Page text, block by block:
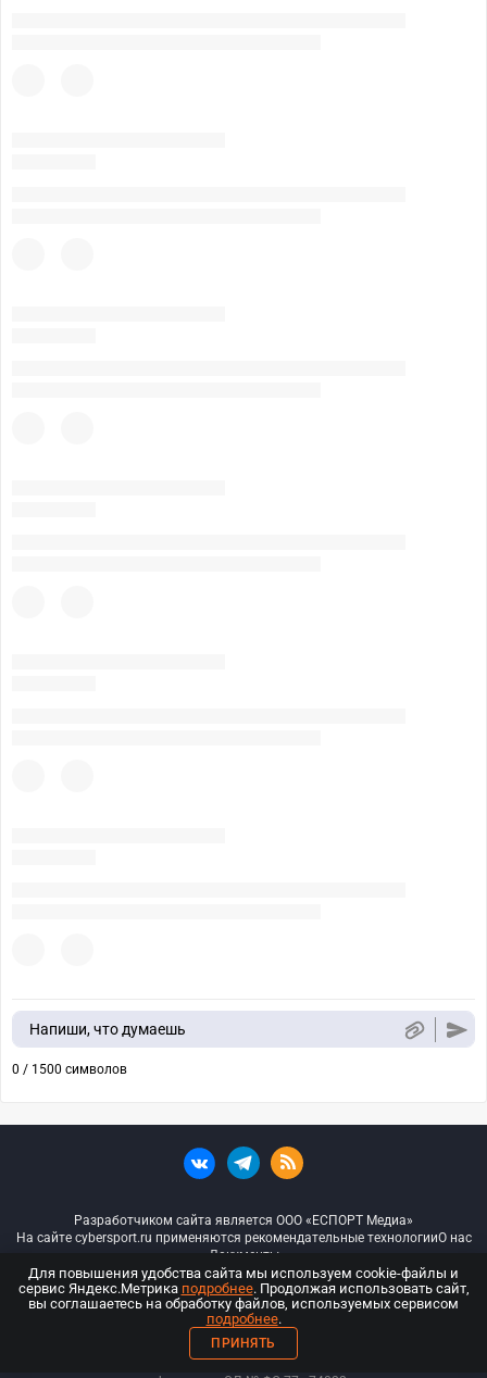
Напиши, что думаешь
0 / 1500 символов
Разработчиком сайта является ООО «ЕСПОРТ Медиа»
На сайте cybersport.ru применяются рекомендательные технологииО нас
Документы
© ООО «Киберспорт.ру» — Все права защищены
18+
ООО «Киберспорт.ру». Свидетельство о регистрации средств массовой
Для повышения удобства сайта мы используем cookie-файлы и
сервис Яндекс.Метрика подробнее. Продолжая использовать сайт,
вы соглашаетесь на обработку файлов, используемых сервисом
подробнее.
ПРИНЯТЬ